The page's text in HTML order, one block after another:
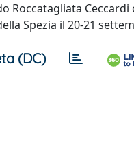
Roccatagliata
Spezia il 20-21
(DC)